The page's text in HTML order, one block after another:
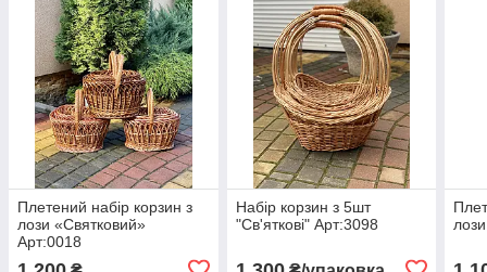
Плетений набір корзин з
лози «Святковий»
Арт:0018
Набір корзин з 5шт
"Св'яткові" Арт:3098